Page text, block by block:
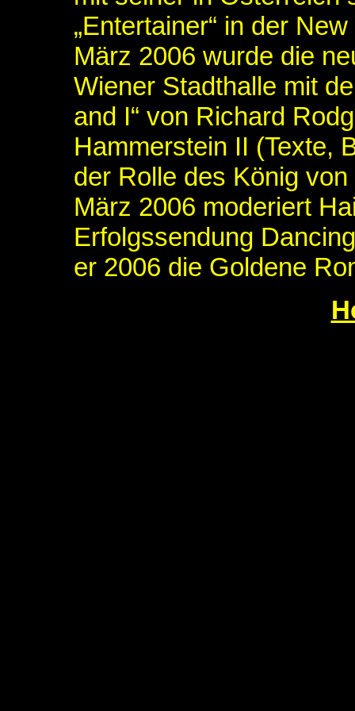
„Entertainer“ in der
März 2006 wurde die
Wiener Stadthalle mit
and I“ von Richard
Hammerstein II (Texte,
der Rolle des König
März 2006 moderiert
Erfolgssendung
er 2006 die Goldene